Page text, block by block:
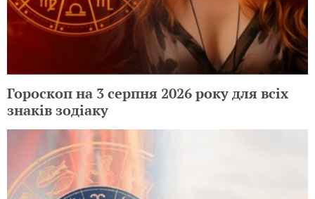
Гороскоп на 3 серпня 2026 року для всіх
знаків зодіаку